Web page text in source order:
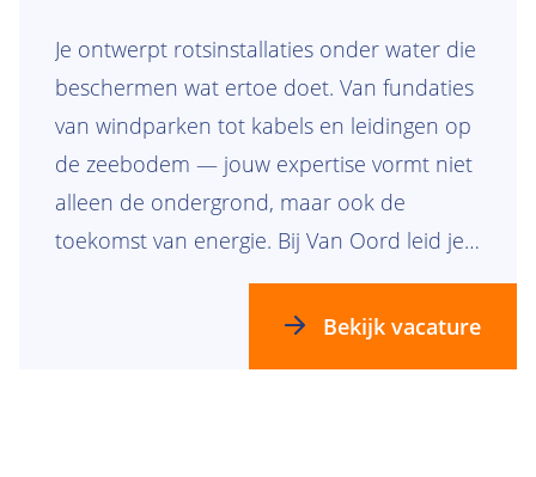
Je ontwerpt rotsinstallaties onder water die
beschermen wat ertoe doet. Van fundaties
van windparken tot kabels en leidingen op
de zeebodem — jouw expertise vormt niet
alleen de ondergrond, maar ook de
toekomst van energie. Bij Van Oord leid je
complexe projecten op het gebied van
subsea rock en landfall engineering die
Bekijk vacature